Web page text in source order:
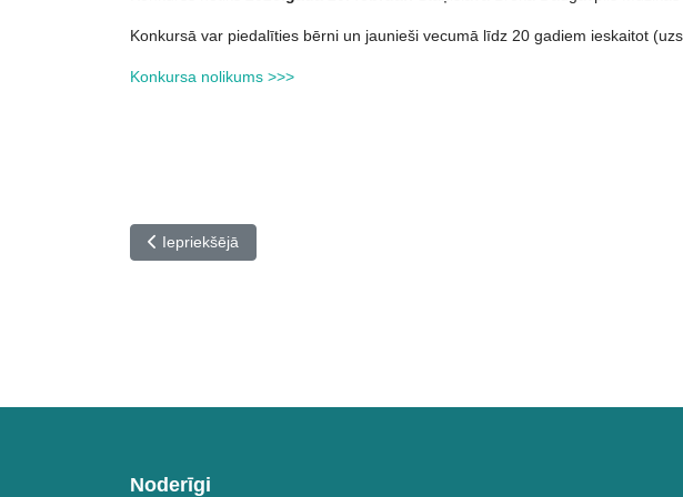
Konkursā var piedalīties bērni un jaunieši vecumā līdz 20 gadiem ieskaitot
Konkursa nolikums >>>
Iepriekšējais raksts: IX Latvijas mūzikas skolu izglītības programmas
Iepriekšējā
Noderīgi